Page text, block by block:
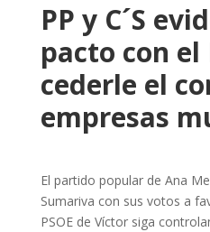
PP y C´S
pacto con el
cederle el
empresas
El partido popular de Ana
Sumariva con sus votos a
PSOE de Víctor siga